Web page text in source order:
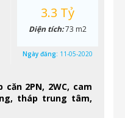
2PN, 2WC, cam
tháp trung tâm,
3.3 Tỷ
Diện tích:73 m2
Ngày đăng: 11-05-2020